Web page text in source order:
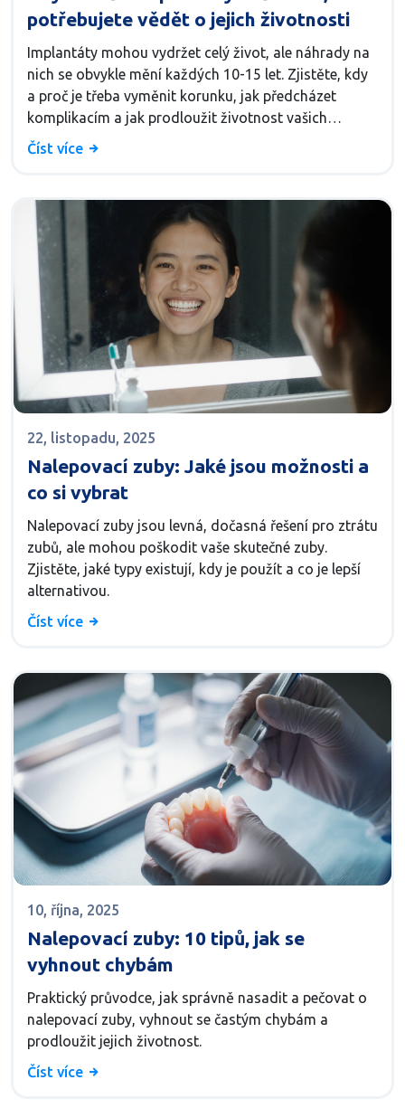
potřebujete vědět o jejich životnosti
Implantáty mohou vydržet celý život, ale náhrady na
nich se obvykle mění každých 10-15 let. Zjistěte, kdy
a proč je třeba vyměnit korunku, jak předcházet
komplikacím a jak prodloužit životnost vašich
zubních implantátů.
Číst více
22, listopadu, 2025
Nalepovací zuby: Jaké jsou možnosti a
co si vybrat
Nalepovací zuby jsou levná, dočasná řešení pro ztrátu
zubů, ale mohou poškodit vaše skutečné zuby.
Zjistěte, jaké typy existují, kdy je použít a co je lepší
alternativou.
Číst více
10, října, 2025
Nalepovací zuby: 10 tipů, jak se
vyhnout chybám
Praktický průvodce, jak správně nasadit a pečovat o
nalepovací zuby, vyhnout se častým chybám a
prodloužit jejich životnost.
Číst více